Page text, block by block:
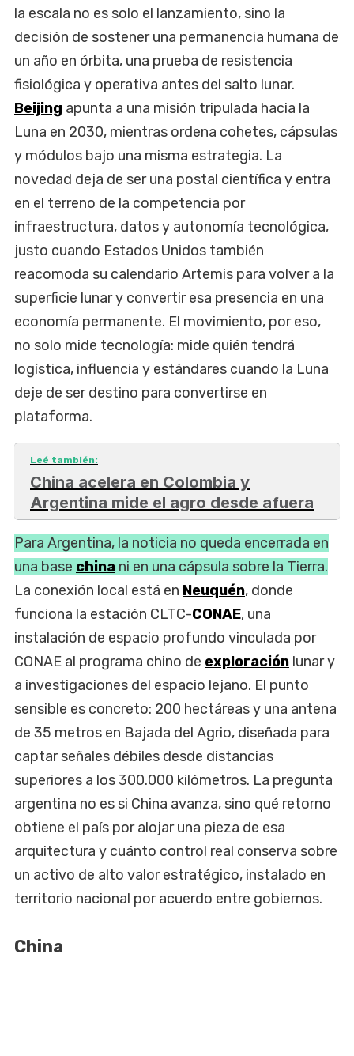
la escala no es solo el lanzamiento, sino la
decisión de sostener una permanencia humana de
un año en órbita, una prueba de resistencia
fisiológica y operativa antes del salto lunar.
Beijing apunta a una misión tripulada hacia la
Luna en 2030, mientras ordena cohetes, cápsulas
y módulos bajo una misma estrategia. La
novedad deja de ser una postal científica y entra
en el terreno de la competencia por
infraestructura, datos y autonomía tecnológica,
justo cuando Estados Unidos también
reacomoda su calendario Artemis para volver a la
superficie lunar y convertir esa presencia en una
economía permanente. El movimiento, por eso,
no solo mide tecnología: mide quién tendrá
logística, influencia y estándares cuando la Luna
deje de ser destino para convertirse en
plataforma.
Leé también:
China acelera en Colombia y
Argentina mide el agro desde afuera
Para Argentina, la noticia no queda encerrada en
una base china ni en una cápsula sobre la Tierra.
La conexión local está en Neuquén, donde
funciona la estación CLTC-CONAE, una
instalación de espacio profundo vinculada por
CONAE al programa chino de exploración lunar y
a investigaciones del espacio lejano. El punto
sensible es concreto: 200 hectáreas y una antena
de 35 metros en Bajada del Agrio, diseñada para
captar señales débiles desde distancias
superiores a los 300.000 kilómetros. La pregunta
argentina no es si China avanza, sino qué retorno
obtiene el país por alojar una pieza de esa
arquitectura y cuánto control real conserva sobre
un activo de alto valor estratégico, instalado en
territorio nacional por acuerdo entre gobiernos.
China